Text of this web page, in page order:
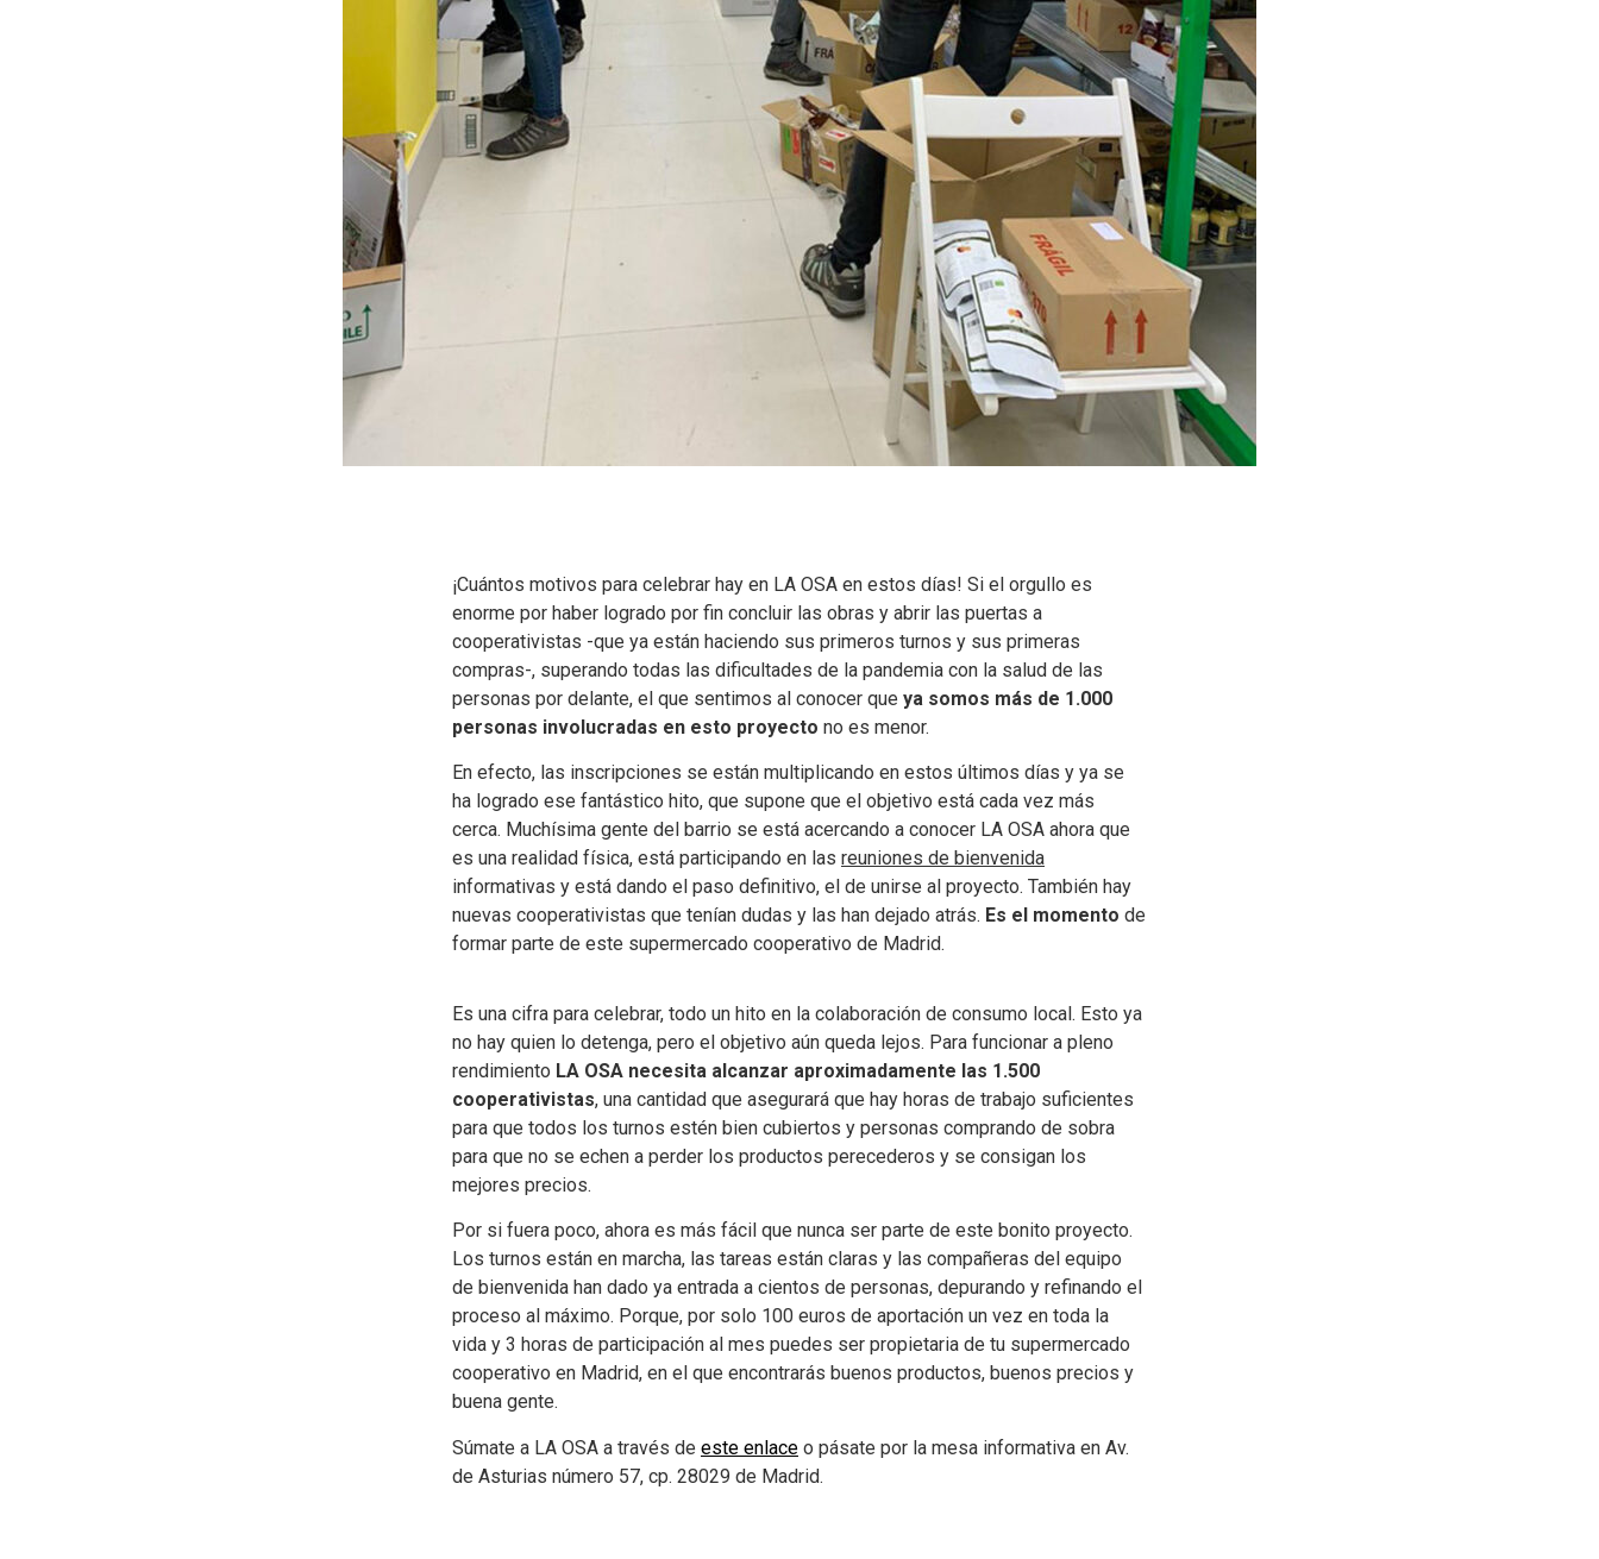
¡Cuántos motivos para celebrar hay en LA OSA en estos días! Si el orgullo es
enorme por haber logrado por fin concluir las obras y abrir las puertas a
cooperativistas -que ya están haciendo sus primeros turnos y sus primeras
compras-, superando todas las dificultades de la pandemia con la salud de las
personas por delante, el que sentimos al conocer que ya somos más de 1.000
personas involucradas en esto proyecto no es menor.
En efecto, las inscripciones se están multiplicando en estos últimos días y ya se
ha logrado ese fantástico hito, que supone que el objetivo está cada vez más
cerca. Muchísima gente del barrio se está acercando a conocer LA OSA ahora que
es una realidad física, está participando en las reuniones de bienvenida
informativas y está dando el paso definitivo, el de unirse al proyecto. También hay
nuevas cooperativistas que tenían dudas y las han dejado atrás. Es el momento de
formar parte de este supermercado cooperativo de Madrid.
Es una cifra para celebrar, todo un hito en la colaboración de consumo local. Esto ya
no hay quien lo detenga, pero el objetivo aún queda lejos. Para funcionar a pleno
rendimiento LA OSA necesita alcanzar aproximadamente las 1.500
cooperativistas, una cantidad que asegurará que hay horas de trabajo suficientes
para que todos los turnos estén bien cubiertos y personas comprando de sobra
para que no se echen a perder los productos perecederos y se consigan los
mejores precios.
Por si fuera poco, ahora es más fácil que nunca ser parte de este bonito proyecto.
Los turnos están en marcha, las tareas están claras y las compañeras del equipo
de bienvenida han dado ya entrada a cientos de personas, depurando y refinando el
proceso al máximo. Porque, por solo 100 euros de aportación un vez en toda la
vida y 3 horas de participación al mes puedes ser propietaria de tu supermercado
cooperativo en Madrid, en el que encontrarás buenos productos, buenos precios y
buena gente.
Súmate a LA OSA a través de este enlace o pásate por la mesa informativa en Av.
de Asturias número 57, cp. 28029 de Madrid.